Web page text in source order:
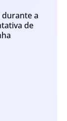
durante a
de